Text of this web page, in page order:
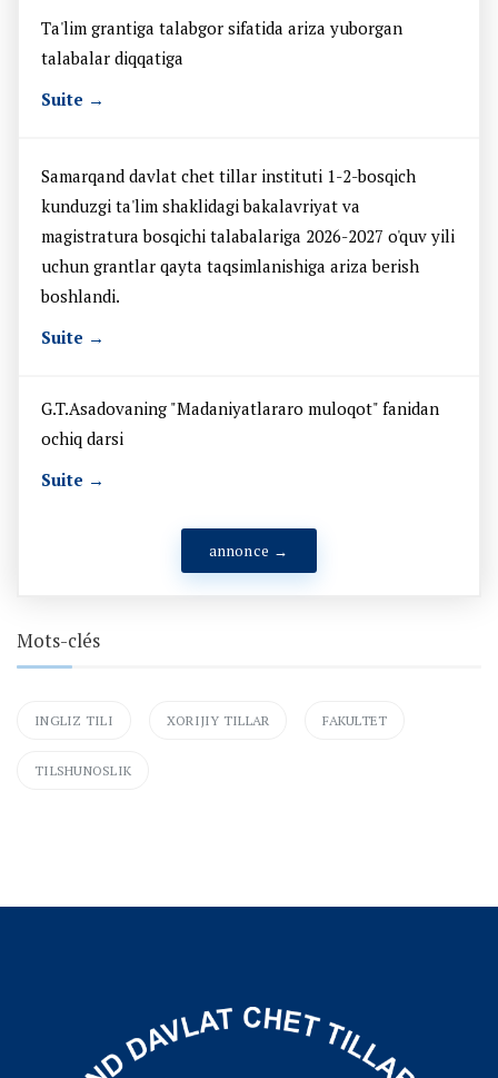
Ta'lim grantiga talabgor sifatida ariza yuborgan
talabalar diqqatiga
Suite →
Samarqand davlat chet tillar instituti 1-2-bosqich
kunduzgi ta'lim shaklidagi bakalavriyat va
magistratura bosqichi talabalariga 2026-2027 o'quv yili
uchun grantlar qayta taqsimlanishiga ariza berish
boshlandi.
Suite →
G.T.Asadovaning "Madaniyatlararo muloqot" fanidan
ochiq darsi
Suite →
annonce →
Mots-clés
INGLIZ TILI XORIJIY TILLAR FAKULTET
TILSHUNOSLIK